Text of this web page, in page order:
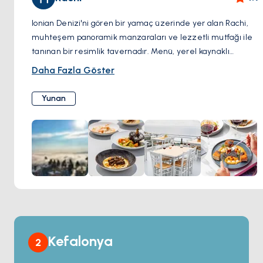
Ionian Denizi'ni gören bir yamaç üzerinde yer alan Rachi,
muhteşem panoramik manzaraları ve lezzetli mutfağı ile
tanınan bir resimlik tavernadır. Menü, yerel kaynaklı
malzemelerle hazırlanmış çeşitli geleneksel Yunan
özeliteleri ve ev yapımı mezelere yer verir. Misafirler
terasta al fresco tarzında yemek yiyebilir ve Lefkada'nın
lezzetlerini tadarken gün batımının keyfini çıkarabilirler.
Daha Fazla Göster
Yunan
2 Kefalonya